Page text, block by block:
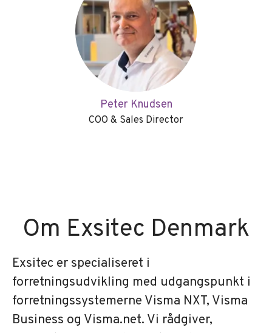
Peter Knudsen
COO & Sales Director
Om Exsitec Denmark
Exsitec er specialiseret i
forretningsudvikling med udgangspunkt i
forretningssystemerne Visma NXT, Visma
Business og Visma.net. Vi rådgiver,